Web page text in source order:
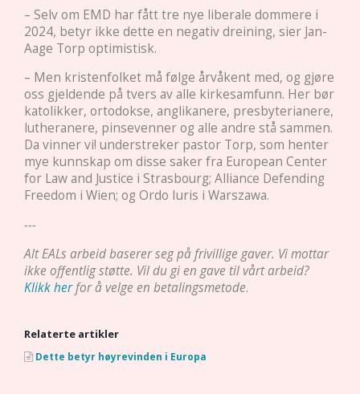
– Selv om EMD har fått tre nye liberale dommere i
2024, betyr ikke dette en negativ dreining, sier Jan-
Aage Torp optimistisk.
– Men kristenfolket må følge årvåkent med, og gjøre
oss gjeldende på tvers av alle kirkesamfunn. Her bør
katolikker, ortodokse, anglikanere, presbyterianere,
lutheranere, pinsevenner og alle andre stå sammen.
Da vinner vi! understreker pastor Torp, som henter
mye kunnskap om disse saker fra European Center
for Law and Justice i Strasbourg; Alliance Defending
Freedom i Wien; og Ordo Iuris i Warszawa.
---
Alt EALs arbeid baserer seg på frivillige gaver. Vi mottar
ikke offentlig støtte. Vil du gi en gave til vårt arbeid?
Klikk herfor å velge en betalingsmetode.
Relaterte artikler
Dette betyr høyrevinden i Europa